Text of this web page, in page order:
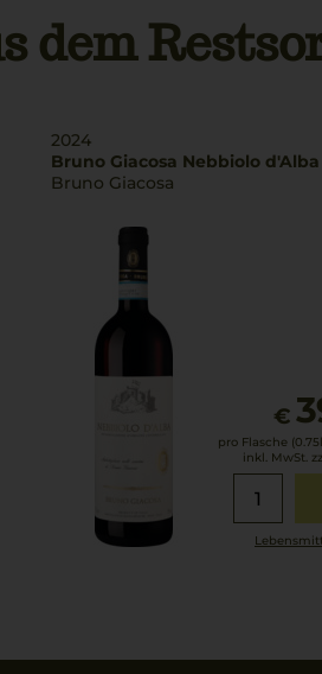
dem
2024
Bruno Giacosa Nebbiolo d'Alba
Bruno Giacosa
€
pro Flasche
inkl. MwSt.